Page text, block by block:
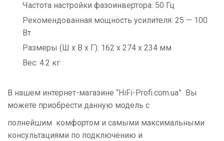
Частота настройки фазоинвертора: 50 Гц
Рекомендованная мощность усилителя: 25 — 100
Вт
Размеры (Ш x В x Г): 162 x 274 x 234 мм
Вес: 4.2 кг
В нашем интернет-магазине “HiFi- Profi.com.ua” Вы
можете приобрести данную модель с
полнейшим комфортом и самыми максимальными
консультациями по подключению и